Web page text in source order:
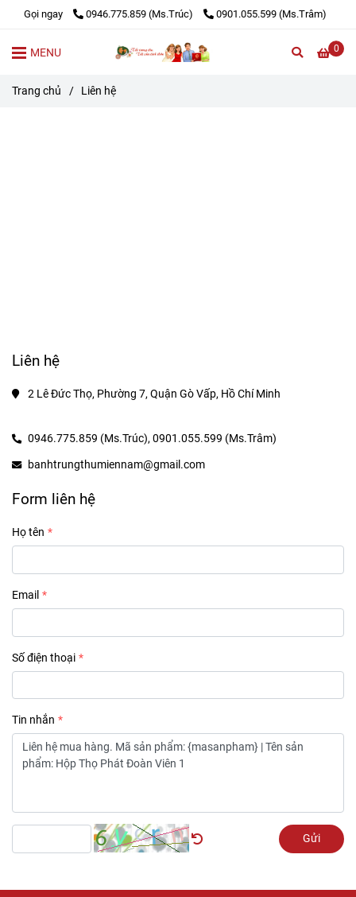
Gọi ngay 0946.775.859 (Ms.Trúc) 0901.055.599 (Ms.Trâm)
0
MENU
Trang chủ / Liên hệ
Liên hệ
2 Lê Đức Thọ, Phường 7, Quận Gò Vấp, Hồ Chí Minh
0946.775.859 (Ms.Trúc),0901.055.599 (Ms.Trâm)
banhtrungthumiennam@gmail.com
Form liên hệ
Họ tên
Email
Số điện thoại
Tin nhắn
Gửi